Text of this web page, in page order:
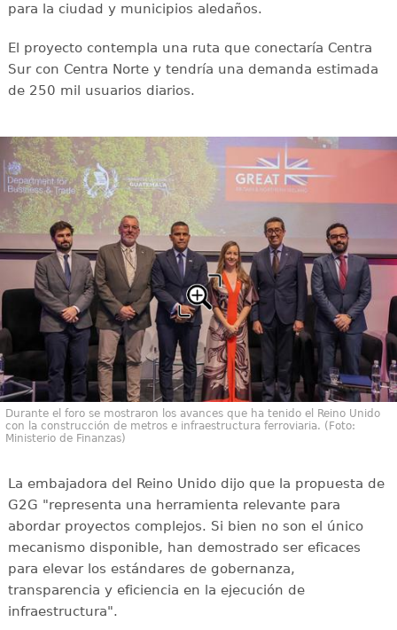
para la ciudad y municipios aledaños.
El proyecto contempla una ruta que conectaría Centra
Sur con Centra Norte y tendría una demanda estimada
de 250 mil usuarios diarios.
Durante el foro se mostraron los avances que ha tenido el Reino Unido
con la construcción de metros e infraestructura ferroviaria. (Foto:
Ministerio de Finanzas)
La embajadora del Reino Unido dijo que la propuesta de
G2G "representa una herramienta relevante para
abordar proyectos complejos. Si bien no son el único
mecanismo disponible, han demostrado ser eficaces
para elevar los estándares de gobernanza,
transparencia y eficiencia en la ejecución de
infraestructura".